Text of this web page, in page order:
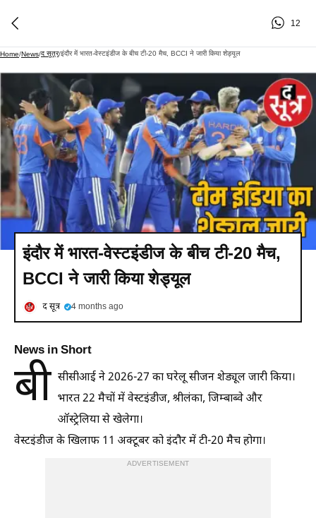
12
Home/News/द सूत्र/इंदौर में भारत-वेस्टइंडीज के बीच टी-20 मैच, BCCI ने जारी किया शेड्यूल
इंदौर में भारत-वेस्टइंडीज के बीच टी-20 मैच,
BCCI ने जारी किया शेड्यूल
द सूत्र 4 months ago
News in Short
बी सीसीआई ने 2026-27 का घरेलू सीजन शेड्यूल जारी किया।
भारत 22 मैचों में वेस्टइंडीज, श्रीलंका, जिम्बाब्वे और
ऑस्ट्रेलिया से खेलेगा।
वेस्टइंडीज के खिलाफ 11 अक्टूबर को इंदौर में टी-20 मैच होगा।
ADVERTISEMENT